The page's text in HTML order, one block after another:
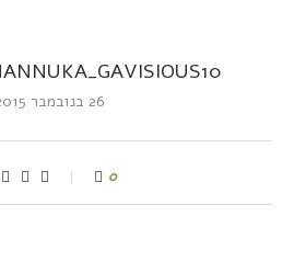
26 בנובמבר 2015
0